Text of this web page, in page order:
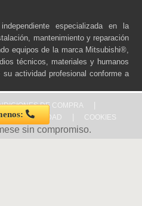
especializada en la
mantenimiento y reparación
equipos de la marca Mitsubishi®,
técnicos, materiales y humanos
actividad profesional conforme a
DE COMPRA
DE PRIVACIDAD COOKIES
sin compromiso.